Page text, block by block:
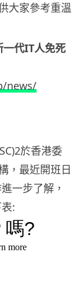
大家參考重溫
代IT人免死
news/
於香港委
，最近開班日
一步了解，
: